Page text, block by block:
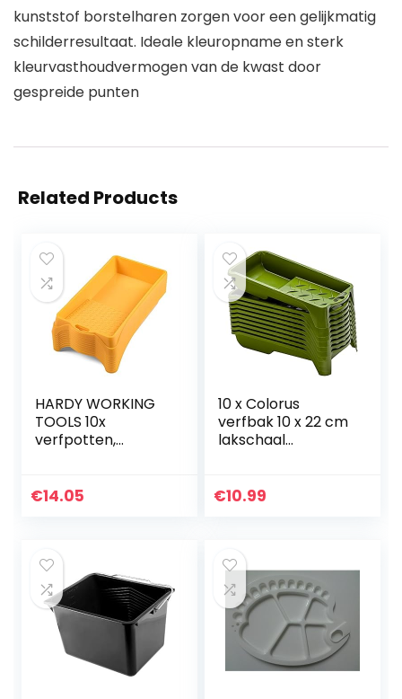
kunststof borstelharen zorgen voor een gelijkmatig
schilderresultaat. Ideale kleuropname en sterk
kleurvasthoudvermogen van de kwast door
gespreide punten
Related Products
HARDY WORKING
TOOLS 10x
verfpotten,
lengte 30cm,
oires, kunststof,
geel, A0146-
221030, 16×30 cm
€14.05
10 x Colorus
verfbak 10 x 22 cm
lakschaal
verfschaal
€10.99